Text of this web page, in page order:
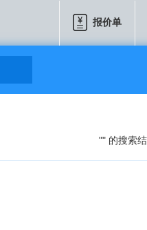
报价单
"" 的搜索